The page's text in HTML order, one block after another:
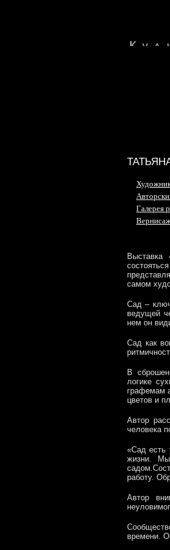
Галерея
Выставка
самом
Сад –
ведущей
нем он
Сад как
В
логике
графемам
цветов и
Автор
человека
«Сад есть
жизни.
садом.
работу.
Автор
времени.